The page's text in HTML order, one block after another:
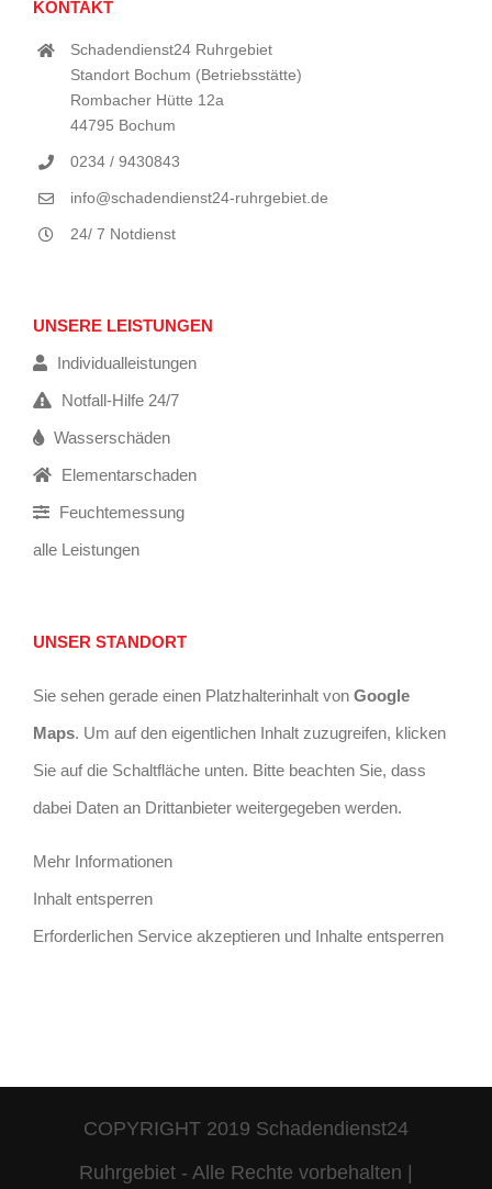
KONTAKT
Schadendienst24 Ruhrgebiet
Standort Bochum (Betriebsstätte)
Rombacher Hütte 12a
44795 Bochum
0234 / 9430843
info@schadendienst24-ruhrgebiet.de
24/ 7 Notdienst
UNSERE LEISTUNGEN
Individualleistungen
Notfall-Hilfe 24/7
Wasserschäden
Elementarschaden
Feuchtemessung
alle Leistungen
UNSER STANDORT
Sie sehen gerade einen Platzhalterinhalt von Google
Maps. Um auf den eigentlichen Inhalt zuzugreifen, klicken
Sie auf die Schaltfläche unten. Bitte beachten Sie, dass
dabei Daten an Drittanbieter weitergegeben werden.
Mehr Informationen
Inhalt entsperren
Erforderlichen Service akzeptieren und Inhalte entsperren
COPYRIGHT 2019 Schadendienst24
Ruhrgebiet - Alle Rechte vorbehalten |